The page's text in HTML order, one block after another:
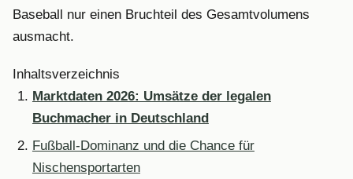
Baseball nur einen Bruchteil des Gesamtvolumens
ausmacht.
Inhaltsverzeichnis
Marktdaten 2026: Umsätze der legalen
Buchmacher in Deutschland
Fußball-Dominanz und die Chance für
Nischensportarten